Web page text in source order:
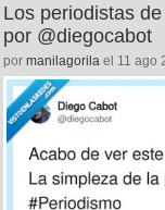
Los periodistas
por @diegocabot
por manilagorila el 11 ago